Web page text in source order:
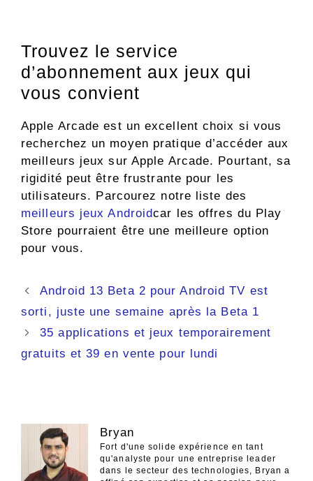
Trouvez le service
d’abonnement aux jeux qui
vous convient
Apple Arcade est un excellent choix si vous
recherchez un moyen pratique d’accéder aux
meilleurs jeux sur Apple Arcade. Pourtant, sa
rigidité peut être frustrante pour les
utilisateurs. Parcourez notre liste des
meilleurs jeux Androidcar les offres du Play
Store pourraient être une meilleure option
pour vous.
Navigation
des
Android 13 Beta 2 pour Android TV est
sorti, juste une semaine après la Beta 1
35 applications et jeux temporairement
gratuits et 39 en vente pour lundi
Bryan
Fort d'une solide expérience en tant
qu'analyste pour une entreprise leader
dans le secteur des technologies, Bryan a